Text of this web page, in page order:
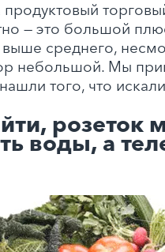
— это большой
среднего,
небольшой. Мы
того, что
розеток
воды, а